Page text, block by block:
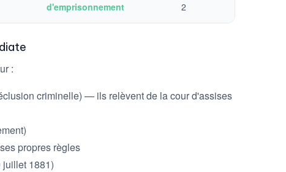
d'emprisonnement
2
:
criminelle) — ils relèvent de la cour d'assises
propres règles
juillet 1881)